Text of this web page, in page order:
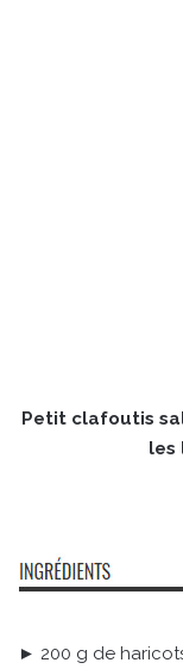
Petit clafoutis
les
► 200 g de